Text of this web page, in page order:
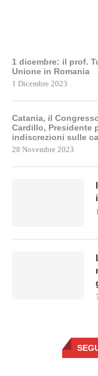
1 dicembre: il prof.
Unione in Romania
1 Dicembre 2023
Catania, il
Cardillo, Presidente
indiscrezioni sulle
28 Novembre 2023